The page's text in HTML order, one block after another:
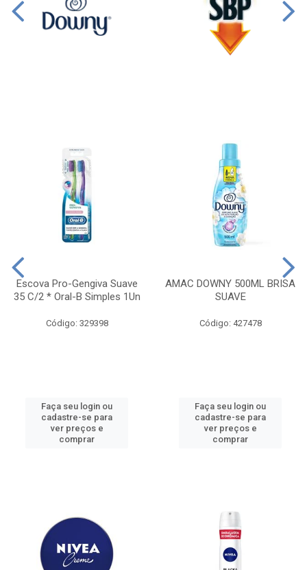
Escova Pro-Gengiva Suave
35 C/2 * Oral-B Simples 1Un
Código: 329398
Faça seu login ou
cadastre-se para
ver preços e
comprar
AMAC DOWNY 500ML BRISA
SUAVE
Código: 427478
Faça seu login ou
cadastre-se para
ver preços e
comprar